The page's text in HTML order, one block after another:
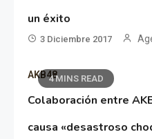
un éxito
3 Diciembre 2017
4 MINS READ
AKB48
Colaboración entre
causa «desastroso